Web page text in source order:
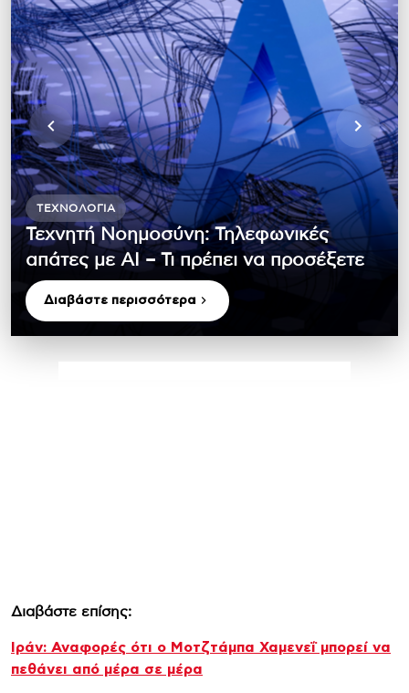
ΤΕΧΝΟΛΟΓΊΑ
Τεχνητή Νοημοσύνη: Τηλεφωνικές
απάτες με ΑΙ – Τι πρέπει να προσέξετε
Διαβάστε περισσότερα
Διαβάστε επίσης:
Ιράν: Αναφορές ότι ο Μοτζτάμπα Χαμενεΐ μπορεί να
πεθάνει από μέρα σε μέρα